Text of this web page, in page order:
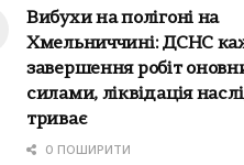
Вибухи на полігоні на
Хмельниччині: ДСНС
завершення робіт
силами, ліквідація
триває
0 ПОШИРИТИ